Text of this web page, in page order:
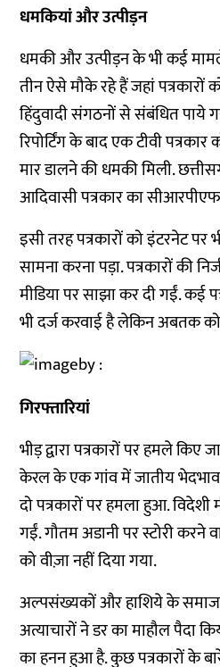
धमकियां और उत्पीड़न
धमकी और उत्पीड़न के भी कई
तीन ऐसे मौके रहे हैं जहां पत्रकारों
हिंदुवादी संगठनों से संबंधित पाये
रिपोर्टिंग के बाद एक टीवी
मार डालने की धमकी मिली.
आदिवासी पत्रकार का
इसी तरह पत्रकारों को इंटरनेट
सामना करना पड़ा. पत्रकारों की
मीडिया पर साझा कर दी गईं. कई
भी दर्ज करवाई है लेकिन अबतक
गिरफ्तारियां
भीड़ द्वारा पत्रकारों पर हमले किए
केरल के एक गांव में जातीय भेदभाव
दो पत्रकारों पर हमला हुआ. विदेशी
गईं. गौतम अडानी पर स्टोरी करने
को वीज़ा नहीं दिया गया.
अल्पसंख्यकों और हाशिये के
अत्याचारों ने डर का माहौल पैदा
का हनन हुआ है. कुछ पत्रकारों के